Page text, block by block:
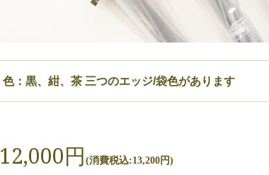
色：黒、紺、茶 三つのエッジ/袋色があります
12,000円 (消費税込:13,200円)